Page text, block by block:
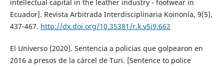
intellectual capital in the leather industry - footwear in
Ecuador]. Revista Arbitrada Interdisciplinaria Koinonía, 9(5),
437-467. http://dx.doi.org/10.35381/r.k.v5i9.662
El Universo (2020). Sentencia a policias que golpearon en
2016 a presos de la cárcel de Turi. [Sentence to police